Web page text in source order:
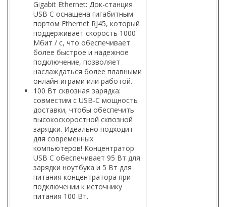
Gigabit Ethernet: Док-станция
USB C оснащена гигабитным
портом Ethernet RJ45, который
поддерживает скорость 1000
Мбит / с, что обеспечивает
более быстрое и надежное
подключение, позволяет
наслаждаться более плавными
онлайн-играми или работой.
100 Вт сквозная зарядка:
совместим с USB-C мощность
доставки, чтобы обеспечить
высокоскоростной сквозной
зарядки. Идеально подходит
для современных
компьютеров! Концентратор
USB C обеспечивает 95 Вт для
зарядки ноутбука и 5 Вт для
питания концентратора при
подключении к источнику
питания 100 Вт.